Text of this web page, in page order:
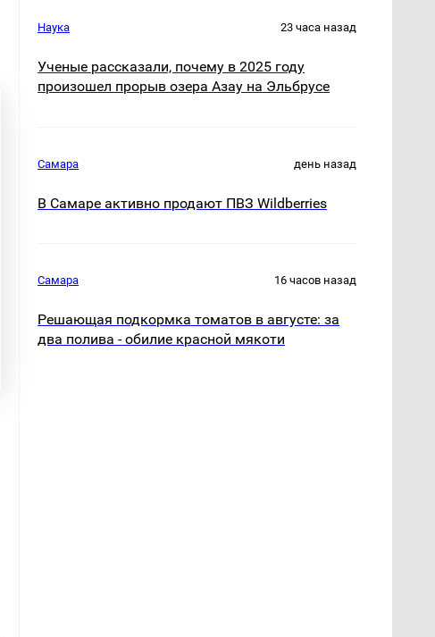
Наука 23 часа назад
Ученые рассказали, почему в 2025 году
произошел прорыв озера Азау на Эльбрусе
Самара день назад
В Самаре активно продают ПВЗ Wildberries
Самара 16 часов назад
Решающая подкормка томатов в августе: за
два полива - обилие красной мякоти